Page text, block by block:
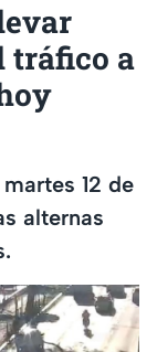
tráfico a
12 de
alternas